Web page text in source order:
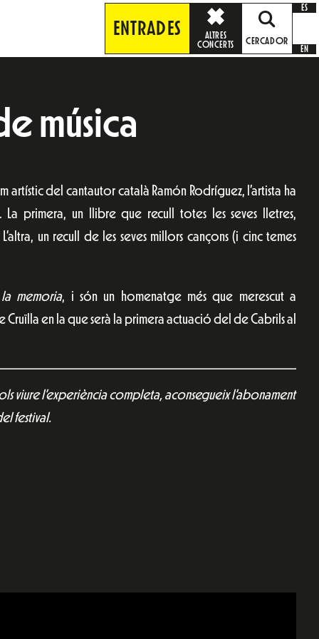
ENTRADES
ALTRES
CONCERTS
CERCADOR
ES
EN
música
artístic del cantautor català Ramón Rodríguez, l’artista ha
primera, un llibre que recull totes les seves lletres,
un recull de les seves millors cançons (i cinc temes
memoria, i són un homenatge més que merescut a
Cruïlla en la que serà la primera actuació del de Cabrils al
viure l’experiència completa, aconsegueix l’abonament
festival.